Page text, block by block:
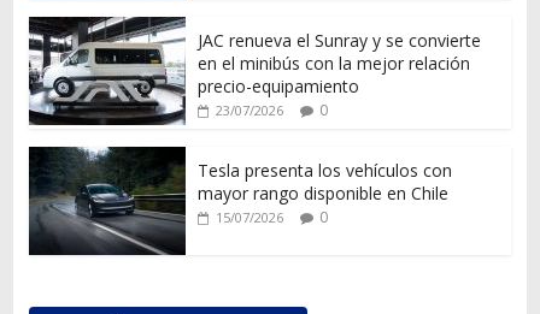
JAC renueva el Sunray y se convierte
en el minibús con la mejor relación
precio-equipamiento
23/07/2026 0
Tesla presenta los vehículos con
mayor rango disponible en Chile
15/07/2026 0